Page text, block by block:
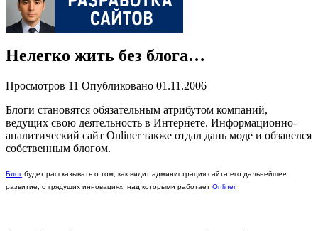
Нелегко жить без блога…
Просмотров 11 Опубликовано 01.11.2006
Блоги становятся обязательным атрибутом компаний,
ведущих свою деятельность в Интернете. Информационно-
аналитический сайт Onliner также отдал дань моде и обзавелся
собственным блогом.
Блог будет рассказывать о том, как видит администрация сайта его дальнейшее
развитие, о грядущих инновациях, над которыми работает Onliner.